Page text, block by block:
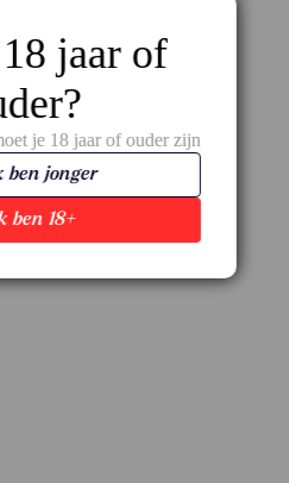
jaar of
je 18 jaar of ouder zijn
ben 18+
ben jonger